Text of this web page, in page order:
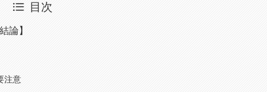
目次
論】
注意